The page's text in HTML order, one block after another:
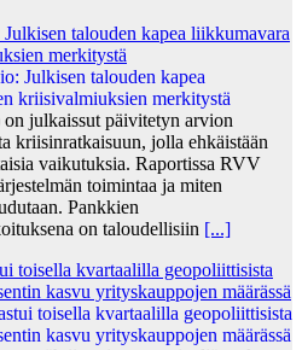
talouden kapea liikkumavara
merkitystä
julkaissut päivitetyn arvion
kriisinratkaisuun, jolla ehkäistään
vaikutuksia. Raportissa RVV
toimintaa ja miten
Pankkien
on taloudellisiin [...]
toisella kvartaalilla geopoliittisista
kasvu yrityskauppojen määrässä